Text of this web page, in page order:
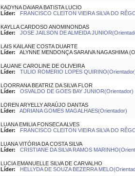
KADYNA DAIARA BATISTA LUCIO
Líder:
FRANCISCO CLEITON VIEIRA SILVA DO
KAYLLA CARDOSO ANOMINONDAS
Líder:
JOSE JAILSON DE ALMEIDA
LAIS KAILANE COSTA DUARTE
Líder: ALYNNE MENDONÇA SARAIVA NAGASHIMA
LAUANE CAROLINE DE OLIVEIRA
Líder:
TULIO ROMERIO LOPES
LOORRANA BEATRIZ DA SILVA FLOR
Líder:
OSVALDO DE GOES BAY JUNIOR(Orientador)
LOREN ARYELLY ARAÚJO DANTAS
Líder:
ADRIANA GOMES MAGALHAES(Orientador)
LUANA EMILIA FONSECA ALVES
Líder:
FRANCISCO CLEITON VIEIRA SILVA DO
LUANA VITÓRIA DA COSTA SILVA
Líder:
CRISTIANE DA SILVA RAMOS
LUCIA EMANUELLE SILVA DE CARVALHO
Líder:
HELLYDA DE SOUZA BEZERRA